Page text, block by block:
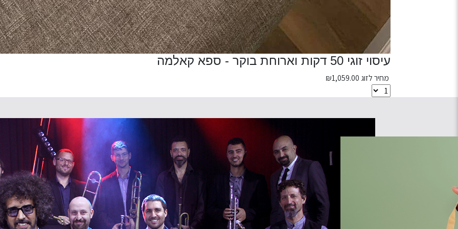
עיסוי זוגי 50 דקות וארוחת בוקר - ספא קאלמה
מחיר לזוג ₪1,059.00